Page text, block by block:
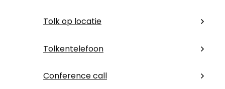
Tolk op locatie
Tolkentelefoon
Conference call